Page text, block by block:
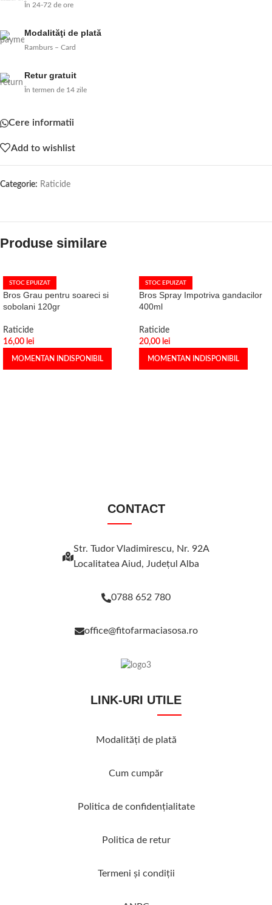
În 24-72 de ore
Modalităţi de plată
Ramburs – Card
Retur gratuit
În termen de 14 zile
Cere informatii
Add to wishlist
Categorie: Raticide
Produse similare
STOC EPUIZAT
Bros Grau pentru soareci si
sobolani 120gr
Raticide
16,00 lei
MOMENTAN INDISPONIBIL
STOC EPUIZAT
Bros Spray Impotriva gandacilor
400ml
Raticide
20,00 lei
MOMENTAN INDISPONIBIL
CONTACT
Str. Tudor Vladimirescu, Nr. 92A
Localitatea Aiud, Judeţul Alba
0788 652 780
office@fitofarmaciasosa.ro
LINK-URI UTILE
Modalităţi de plată
Cum cumpăr
Politica de confidenţialitate
Politica de retur
Termeni şi condiţii